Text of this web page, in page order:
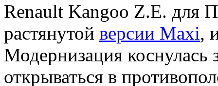
Renault Kangoo Z.E. для
растянутой версии Maxi,
Модернизация коснулась
открываться в